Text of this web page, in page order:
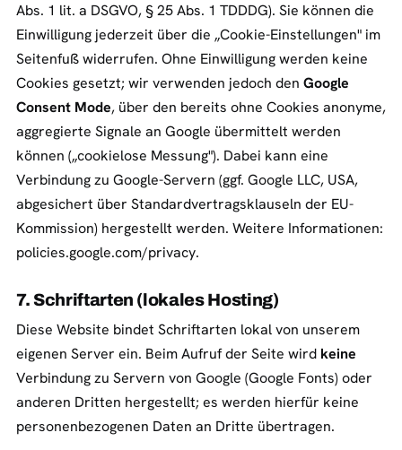
Abs. 1 lit. a DSGVO, § 25 Abs. 1 TDDDG). Sie können die
Einwilligung jederzeit über die „Cookie-Einstellungen" im
Seitenfuß widerrufen. Ohne Einwilligung werden keine
Cookies gesetzt; wir verwenden jedoch den Google
Consent Mode, über den bereits ohne Cookies anonyme,
aggregierte Signale an Google übermittelt werden
können („cookielose Messung"). Dabei kann eine
Verbindung zu Google-Servern (ggf. Google LLC, USA,
abgesichert über Standardvertragsklauseln der EU-
Kommission) hergestellt werden. Weitere Informationen:
policies.google.com/privacy.
7. Schriftarten (lokales Hosting)
Diese Website bindet Schriftarten lokal von unserem
eigenen Server ein. Beim Aufruf der Seite wird keine
Verbindung zu Servern von Google (Google Fonts) oder
anderen Dritten hergestellt; es werden hierfür keine
personenbezogenen Daten an Dritte übertragen.